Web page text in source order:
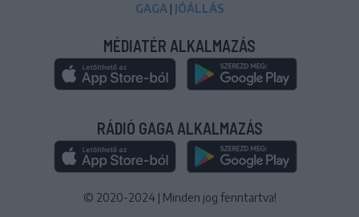
GAGA | JÓÁLLÁS
MÉDIATÉR ALKALMAZÁS
RÁDIÓ GAGA ALKALMAZÁS
© 2020-2024 | Minden jog fenntartva!